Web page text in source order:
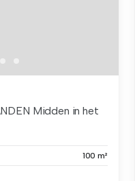
Midden in het
100 m²